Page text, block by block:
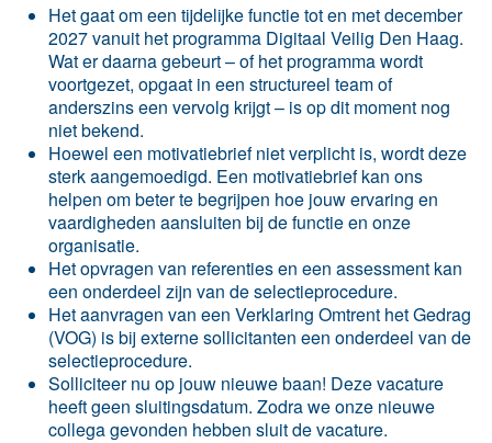
Het gaat om een tijdelijke functie tot en met december
2027 vanuit het programma Digitaal Veilig Den Haag.
Wat er daarna gebeurt – of het programma wordt
voortgezet, opgaat in een structureel team of
anderszins een vervolg krijgt – is op dit moment nog
niet bekend.
Hoewel een motivatiebrief niet verplicht is, wordt deze
sterk aangemoedigd. Een motivatiebrief kan ons
helpen om beter te begrijpen hoe jouw ervaring en
vaardigheden aansluiten bij de functie en onze
organisatie.
Het opvragen van referenties en een assessment kan
een onderdeel zijn van de selectieprocedure.
Het aanvragen van een Verklaring Omtrent het Gedrag
(VOG) is bij externe sollicitanten een onderdeel van de
selectieprocedure.
Solliciteer nu op jouw nieuwe baan! Deze vacature
heeft geen sluitingsdatum. Zodra we onze nieuwe
collega gevonden hebben sluit de vacature.